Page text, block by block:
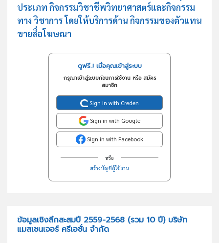
ประเภท กิจกรรมวิชาชีพวิทยาศาสตร์และกิจกรรม
ทาง วิชาการ โดยให้บริการด้าน กิจกรรมของตัวแทน
ขายสื่อโฆษณา
ดูฟรี..! เมื่อคุณเข้าสู่ระบบ
กรุณาเข้าสู่ระบบก่อนการใช้งาน หรือ สมัคร
สมาชิก
Sign in with Creden
Sign in with Google
Sign in with Facebook
หรือ
สร้างบัญชีผู้ใช้งาน
ข้อมูลเชิงลึกสะสมปี 2559-2568 (รวม 10 ปี) บริษัท
แมสเซนเจอร์ ครีเอชั่น จำกัด